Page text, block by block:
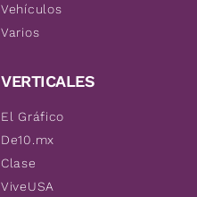
Vehículos
Varios
VERTICALES
El Gráfico
De10.mx
Clase
ViveUSA